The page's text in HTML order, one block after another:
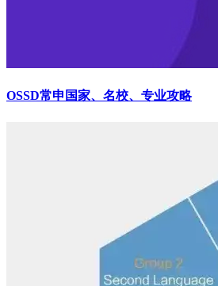
OSSD常申国家、名校、专业攻略